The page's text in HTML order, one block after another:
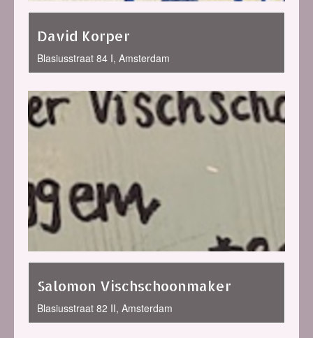
David Korper
Blasiusstraat 84 I, Amsterdam
Salomon Vischschoonmaker
Blasiusstraat 82 II, Amsterdam